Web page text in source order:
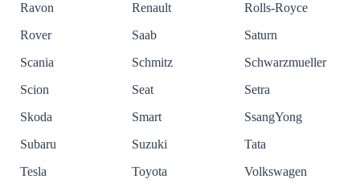
Ravon
Renault
Rolls-Royce
Rover
Saab
Saturn
Scania
Schmitz
Schwarzmueller
Scion
Seat
Setra
Skoda
Smart
SsangYong
Subaru
Suzuki
Tata
Tesla
Toyota
Volkswagen